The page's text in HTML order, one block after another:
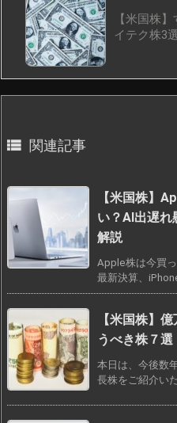
【米国株
イテク株3
 関連記事
【米国株】
い？AI出遅
解説
Apple株は今買
最新決算、
【米国株】
うべき株７選
本日は、今後数
長株をご紹介い